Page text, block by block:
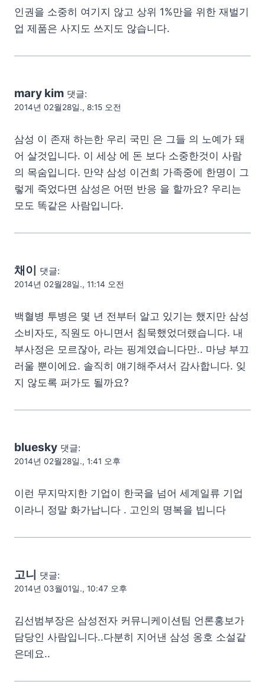
인권을 소중히 여기지 않고 상위 1%만을 위한 재벌기
업 제품은 사지도 쓰지도 않습니다.
mary kim 댓글:
2014년 02월28일., 8:15 오전
삼성 이 존재 하는한 우리 국민 은 그들 의 노예가 돼
어 살것입니다. 이 세상 에 돈 보다 소중한것이 사람
의 목숨입니다. 만약 삼성 이건희 가족중에 한명이 그
렇게 죽었다면 삼성은 어떤 반응 을 할까요? 우리는
모도 똑같은 사람입니다.
채이 댓글:
2014년 02월28일., 11:14 오전
백혈병 투병은 몇 년 전부터 알고 있기는 했지만 삼성
소비자도, 직원도 아니면서 침묵했었더랬습니다. 내
부사정은 모르잖아, 라는 핑계였습니다만.. 마냥 부끄
러울 뿐이에요. 솔직히 얘기해주셔서 감사합니다. 잊
지 않도록 퍼가도 될까요?
bluesky 댓글:
2014년 02월28일., 1:41 오후
이런 무지막지한 기업이 한국을 넘어 세계일류 기업
이라니 정말 화가납니다 . 고인의 명복을 빕니다
고니 댓글:
2014년 03월01일., 10:47 오후
김선범부장은 삼성전자 커뮤니케이션팀 언론홍보가
담당인 사람입니다..다분히 지어낸 삼성 옹호 소설같
은데요..